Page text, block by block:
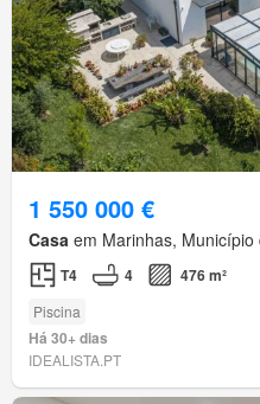
1 550 000 €
Casa em Marinhas,
T4 4 476 m²
Piscina
Há 30+ dias
IDEALISTA.PT